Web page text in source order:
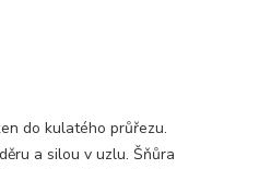
do kulatého průřezu.
a silou v uzlu. Šňůra